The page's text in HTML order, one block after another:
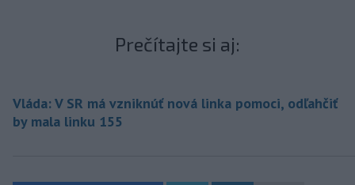
Prečítajte si aj:
Vláda: V SR má vzniknúť nová linka pomoci, odľahčiť
by mala linku 155